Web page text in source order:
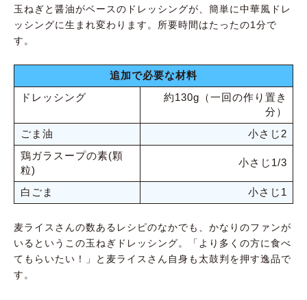
玉ねぎと醤油がベースのドレッシングが、簡単に中華風ドレ
ッシングに生まれ変わります。所要時間はたったの1分で
す。
追加で必要な材料
ドレッシング
約130g（一回の作り置き
分）
ごま油
小さじ2
鶏ガラスープの素(顆
粒)
小さじ1/3
白ごま 小さじ1
麦ライスさんの数あるレシピのなかでも、かなりのファンが
いるというこの玉ねぎドレッシング。「より多くの方に食べ
てもらいたい！」と麦ライスさん自身も太鼓判を押す逸品で
す。